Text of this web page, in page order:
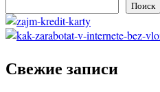
Поиск
Свежие записи